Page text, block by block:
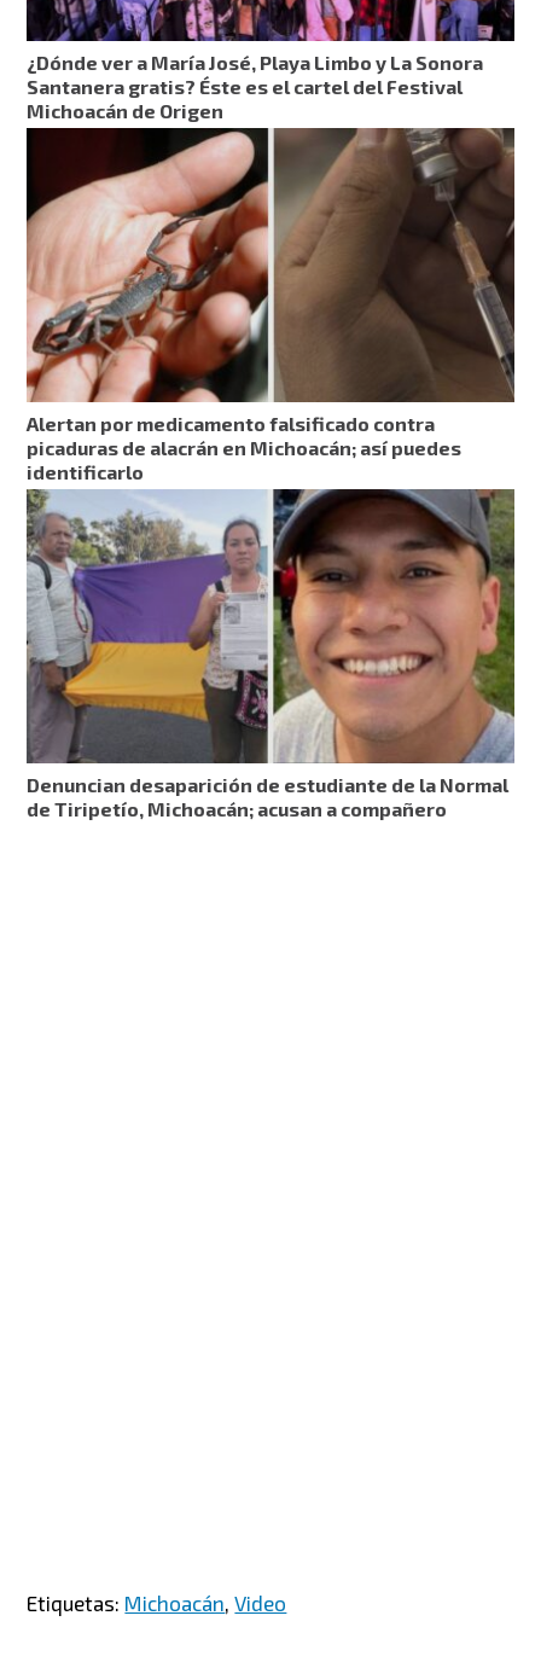
¿Dónde ver a María José, Playa Limbo y La Sonora
Santanera gratis? Éste es el cartel del Festival
Michoacán de Origen
Alertan por medicamento falsificado contra
picaduras de alacrán en Michoacán; así puedes
identificarlo
Denuncian desaparición de estudiante de la Normal
de Tiripetío, Michoacán; acusan a compañero
Etiquetas: Michoacán,Video